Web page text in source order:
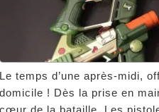
temps d’une après-midi,
! Dès la prise en
de la bataille. Les